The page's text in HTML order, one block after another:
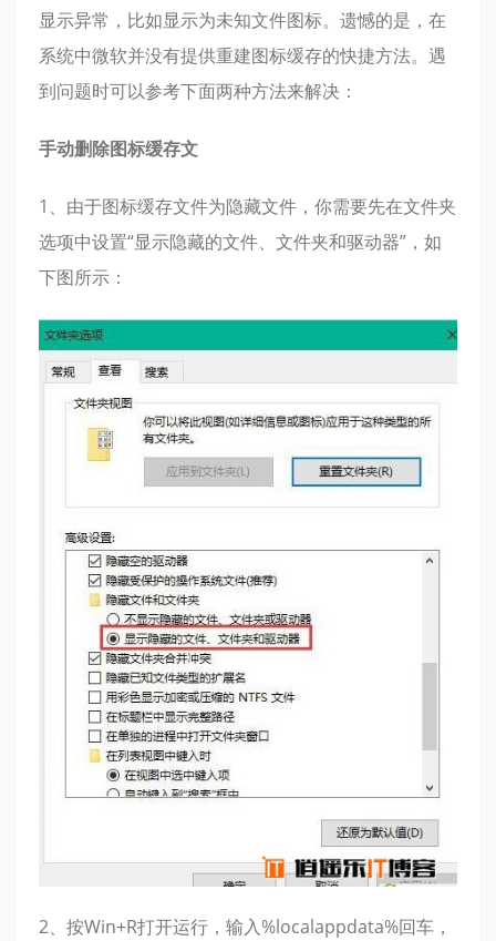
显示异常，比如显示为未知文件图标。遗憾的是，在
系统中微软并没有提供重建图标缓存的快捷方法。遇
到问题时可以参考下面两种方法来解决：
手动删除图标缓存文
1、由于图标缓存文件为隐藏文件，你需要先在文件夹
选项中设置“显示隐藏的文件、文件夹和驱动器”，如
下图所示：
2、按Win+R打开运行，输入%localappdata%回车，